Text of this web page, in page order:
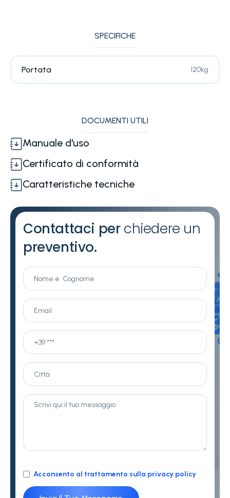
SPECIFICHE
Portata 120kg
DOCUMENTI UTILI
Manuale d'uso
Certificato di conformità
Caratteristiche tecniche
Contattaci perchiedere un
preventivo.
Acconsento al trattamento sulla privacy policy